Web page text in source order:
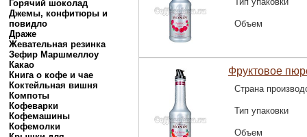
Горячий шоколад
Джемы, конфитюры и
повидло
Драже
Жевательная резинка
Зефир Маршмеллоу
Какао
Книга о кофе и чае
Коктейльная вишня
Компоты
Кофеварки
Кофемашины
Кофемолки
Объем
Фруктовое
Страна
Тип упаковки
Объем